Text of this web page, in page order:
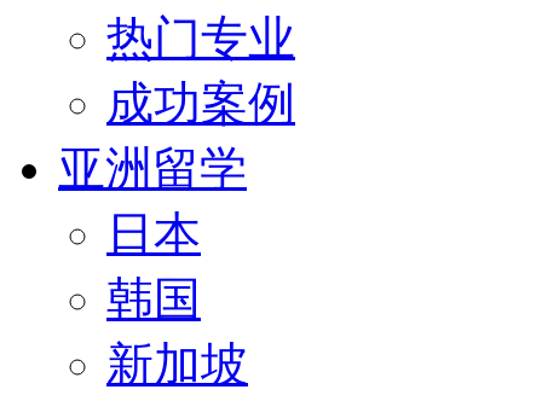
热门专业
成功案例
亚洲留学
日本
韩国
新加坡